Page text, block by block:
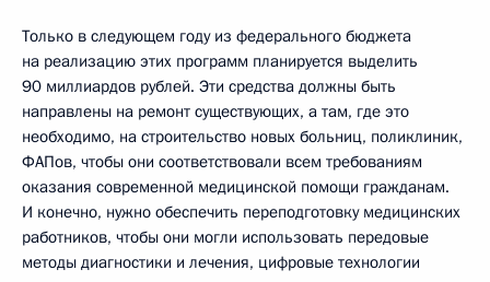
Только в следующем году из федерального бюджета
на реализацию этих программ планируется выделить
90 миллиардов рублей. Эти средства должны быть
направлены на ремонт существующих, а там, где это
необходимо, на строительство новых больниц, поликлиник,
ФАПов, чтобы они соответствовали всем требованиям
оказания современной медицинской помощи гражданам.
И конечно, нужно обеспечить переподготовку медицинских
работников, чтобы они могли использовать передовые
методы диагностики и лечения, цифровые технологии